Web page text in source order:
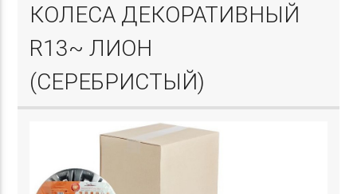
КОЛЕСА ДЕКОРАТИВНЫЙ
R13~ ЛИОН
(СЕРЕБРИСТЫЙ)